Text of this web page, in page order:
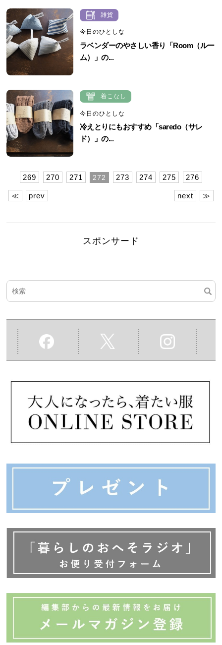
雑貨
今日のひとしな
ラベンダーのやさしい香り「Room（ルー
ム）」の...
着こなし
今日のひとしな
冷えとりにもおすすめ「saredo（サレ
ド）」の...
≪ prev
269 270 271 272 273 274 275 276
next ≫
スポンサード